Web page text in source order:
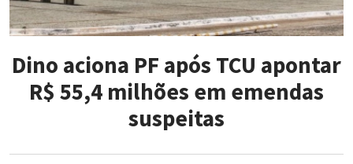
Dino aciona PF após TCU apontar
R$ 55,4 milhões em emendas
suspeitas